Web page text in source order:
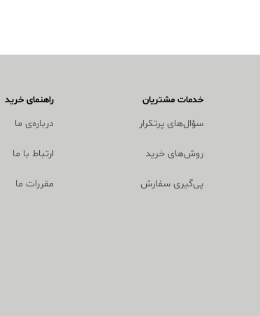
خدمات مشتریان
سؤال‌های پرتکرار
روش‌های خرید
پی‌گیری سفارش
راهنمای خرید
درباره‌ی ما
ارتباط با ما
مقررات ما